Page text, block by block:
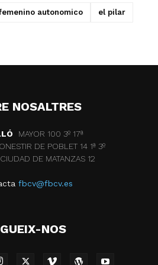
autonomico el pilar
NOSALTRES
MAYOR 100 3º 17ª
DE POBLET 14 1ª 3º
CIUDAD DE MATANZAS 12
fbcv@fbcv.es
NOS